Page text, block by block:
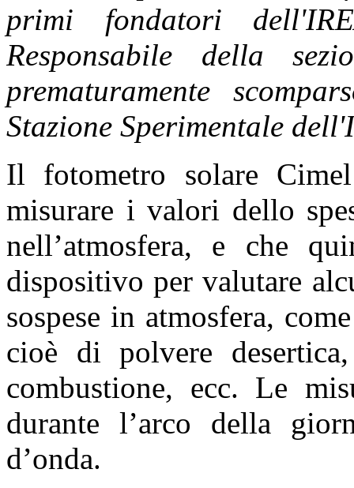
primi fondatori
Responsabile della
prematuramente
Stazione Sperimentale
Il fotometro solare
misurare i valori dello
nell’atmosfera, e che
dispositivo per valutare
sospese in atmosfera,
cioè di polvere
combustione, ecc. Le
durante l’arco della
d’onda.